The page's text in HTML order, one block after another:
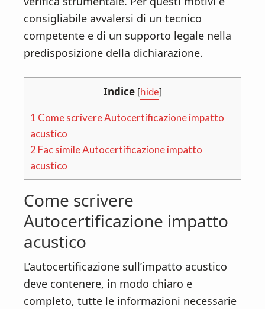
consigliabile avvalersi di un tecnico
competente e di un supporto legale nella
predisposizione della dichiarazione.
Indice [hide]
1 Come scrivere Autocertificazione impatto
acustico​
2 Fac simile Autocertificazione impatto
acustico​
Come scrivere
Autocertificazione impatto
acustico​
L’autocertificazione sull’impatto acustico
deve contenere, in modo chiaro e
completo, tutte le informazioni necessarie